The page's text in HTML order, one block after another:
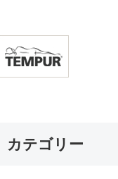
カテゴリー